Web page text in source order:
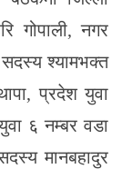
गोपाली, नगर
सदस्य श्यामभक्त
प्रदेश युवा
६ नम्बर वडा
मानबहादुर